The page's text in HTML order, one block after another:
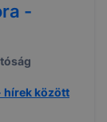
-
hírek között